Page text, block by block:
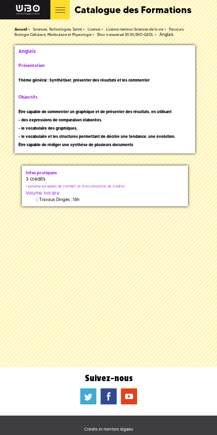
Catalogue des Formations
Accueil Sciences, Technologies, Santé Licence Licence mention Sciences de la vie
Parcours
Biologie Cellulaire, Moléculaire et Physiologie
Bloc transversal S5 SV/BIO-GEOL Anglais
Anglais
Présentation
Thème général : Synthétiser, présenter des résultats et les commenter
Objectifs
Être capable de commenter un graphique et de présenter des résultats, en utilisant
- des expressions de comparaison élaborées,
- le vocabulaire des graphiques,
- le vocabulaire et les structures permettant de décrire une tendance, une évolution.
Être capable de rédiger une synthèse de plusieurs documents
Infos pratiques
3 crédits
( système européen de transfert et d'accumulation de crédits)
Volume horaire
Travaux Dirigés : 16h
Suivez-nous
a b f
Crédits et mention légales